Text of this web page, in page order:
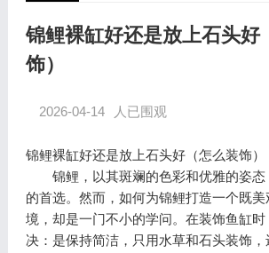
锦鲤裸缸好还是放上石头好
饰）
2026-04-14 人已围观
锦鲤裸缸好还是放上石头好（怎么装饰）
锦鲤，以其斑斓的色彩和优雅的姿态
的首选。然而，如何为锦鲤打造一个既
境，却是一门不小的学问。在装饰鱼缸
决：是保持简洁，只用水草和石头装饰